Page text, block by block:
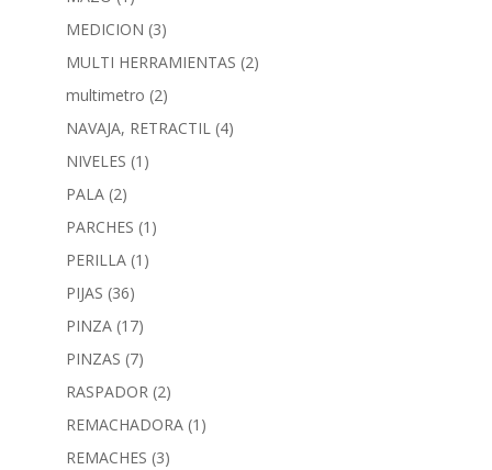
MEDICION (3)
MULTI HERRAMIENTAS (2)
multimetro (2)
NAVAJA, RETRACTIL (4)
NIVELES (1)
PALA (2)
PARCHES (1)
PERILLA (1)
PIJAS (36)
PINZA (17)
PINZAS (7)
RASPADOR (2)
REMACHADORA (1)
REMACHES (3)